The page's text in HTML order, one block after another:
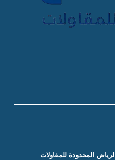
المحدودة للمقاولات